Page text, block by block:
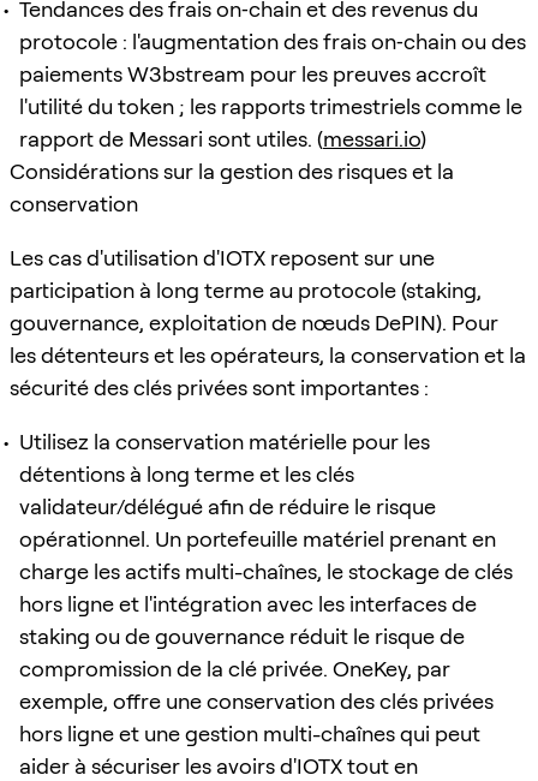
Tendances des frais on‑chain et des revenus du
protocole : l'augmentation des frais on‑chain ou des
paiements W3bstream pour les preuves accroît
l'utilité du token ; les rapports trimestriels comme le
rapport de Messari sont utiles. (messari.io)
Considérations sur la gestion des risques et la
conservation
Les cas d'utilisation d'IOTX reposent sur une
participation à long terme au protocole (staking,
gouvernance, exploitation de nœuds DePIN). Pour
les détenteurs et les opérateurs, la conservation et la
sécurité des clés privées sont importantes :
Utilisez la conservation matérielle pour les
détentions à long terme et les clés
validateur/délégué afin de réduire le risque
opérationnel. Un portefeuille matériel prenant en
charge les actifs multi-chaînes, le stockage de clés
hors ligne et l'intégration avec les interfaces de
staking ou de gouvernance réduit le risque de
compromission de la clé privée. OneKey, par
exemple, offre une conservation des clés privées
hors ligne et une gestion multi-chaînes qui peut
aider à sécuriser les avoirs d'IOTX tout en